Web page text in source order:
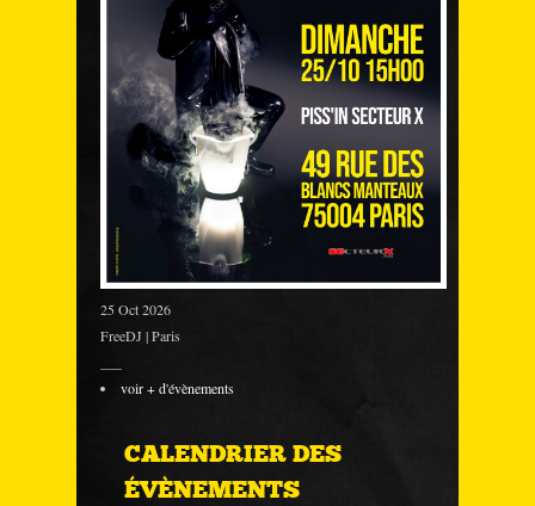
25 Oct 2026
FreeDJ | Paris
voir + d'évènements
CALENDRIER DES
ÉVÈNEMENTS